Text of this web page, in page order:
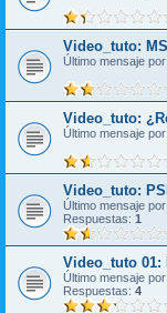
Video_tuto:
Último mensaje por
Video_tuto:
Último mensaje por
Video_tuto:
Último mensaje por
Respuestas: 1
Video_tuto 01:
Último mensaje por
Respuestas: 4